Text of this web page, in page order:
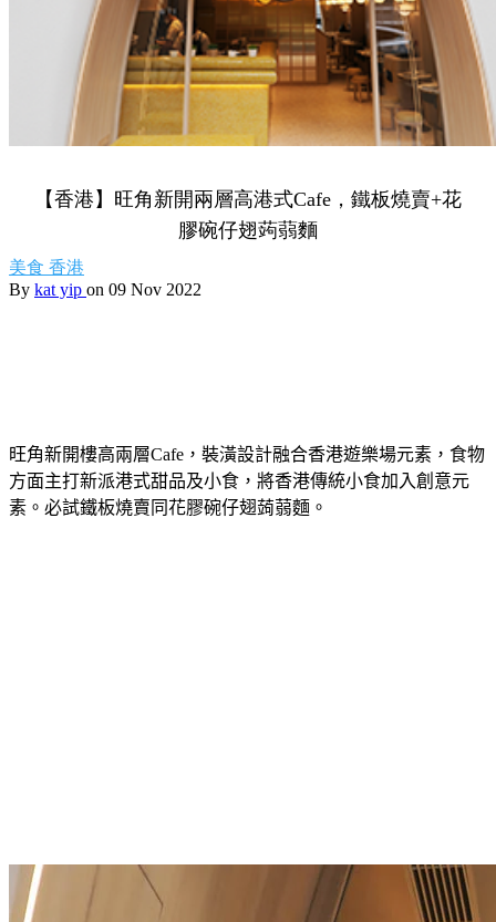
【香港】旺角新開兩層高港式Cafe，鐵板燒賣+花
膠碗仔翅蒟蒻麵
美食 香港
By kat yip on 09 Nov 2022
旺角新開樓高兩層Cafe， 裝潢設計融合香港遊樂場元素，食物
方面主打新派港式甜品及小食，將香港傳統小食加入創意元
素。必試鐵板燒賣同花膠碗仔翅蒟蒻麵。